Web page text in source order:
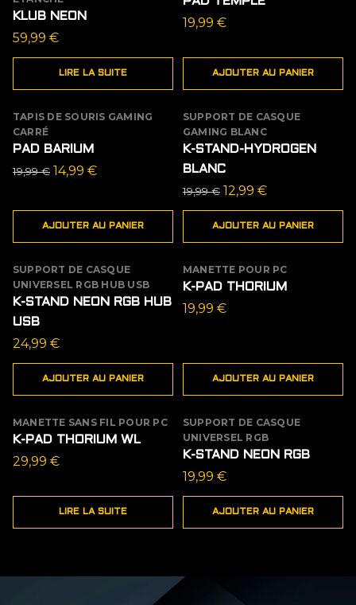
KLUB NEON
59,99 €
LIRE LA SUITE
19,99 €
AJOUTER AU PANIER
PROMO
TAPIS DE SOURIS GAMING
CARRÉ
PAD BARIUM
19,99€ Le
initial
était :
14,99 €Le
actuel
est :
AJOUTER AU PANIER
PROMO
SUPPORT DE CASQUE
GAMING BLANC
K-STAND-HYDROGEN
BLANC
19,99€ Le
prix
initial
19,99 €.
12,99 €Le
prix
actuel
12,99 €.
AJOUTER AU PANIER
SUPPORT DE CASQUE
UNIVERSEL RGB HUB USB
K-STAND NEON RGB HUB
USB
24,99 €
AJOUTER AU PANIER
MANETTE POUR PC
K-PAD THORIUM
19,99 €
AJOUTER AU PANIER
ÉPUISÉ
MANETTE SANS FIL POUR PC
K-PAD THORIUM WL
29,99 €
LIRE LA SUITE
SUPPORT DE CASQUE
UNIVERSEL RGB
K-STAND NEON RGB
19,99 €
AJOUTER AU PANIER